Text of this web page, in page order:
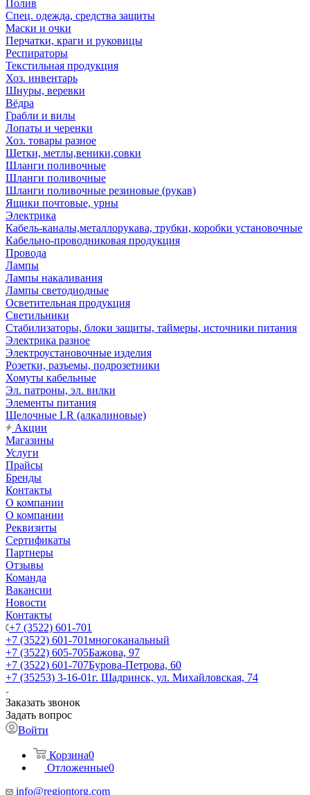
Полив
Спец. одежда, средства защиты
Маски и очки
Перчатки, краги и руковицы
Респираторы
Текстильная продукция
Хоз. инвентарь
Шнуры, веревки
Вёдра
Грабли и вилы
Лопаты и черенки
Хоз. товары разное
Щетки, метлы,веники,совки
Шланги поливочные
Шланги поливочные
Шланги поливочные резиновые (рукав)
Ящики почтовые, урны
Электрика
Кабель-каналы,металлорукава, трубки, коробки установочные
Кабельно-проводниковая продукция
Провода
Лампы
Лампы накаливания
Лампы светодиодные
Осветительная продукция
Светильники
Стабилизаторы, блоки защиты, таймеры, источники питания
Электрика разное
Электроустановочные изделия
Розетки, разъемы, подрозетники
Хомуты кабельные
Эл. патроны, эл. вилки
Элементы питания
Щелочные LR (алкалиновые)
Акции
Магазины
Услуги
Прайсы
Бренды
Контакты
О компании
О компании
Реквизиты
Сертификаты
Партнеры
Отзывы
Команда
Вакансии
Новости
Контакты
+7 (3522) 601-701
+7 (3522) 601-701многоканальный
+7 (3522) 605-705Бажова, 97
+7 (3522) 601-707Бурова-Петрова, 60
+7 (35253) 3-16-01г. Шадринск, ул. Михайловская, 74
Заказать звонок
Задать вопрос
Войти
Корзина0
Отложенные0
info@regiontorg.com